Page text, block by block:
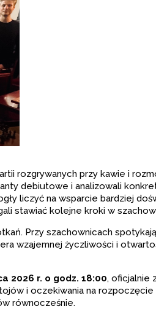
rozgrywanych przy kawie i
debiutowe i analizowali
liczyć na wsparcie bardziej
stawiać kolejne kroki w
Przy szachownicach
wzajemnej życzliwości i
2026 r. o godz. 18:00, oficjalnie
i oczekiwania na
równocześnie.